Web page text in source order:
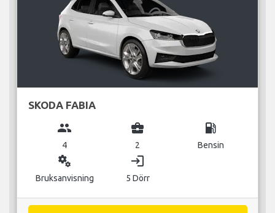
SKODA FABIA
group
4
business_center
2
local_gas_station
Bensin
miscellaneous_services
Bruksanvisning
login
5 Dörr